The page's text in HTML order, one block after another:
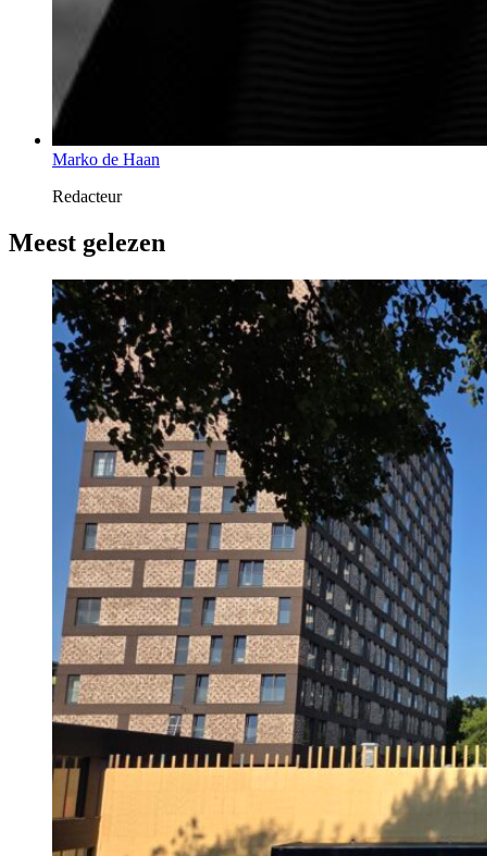
Marko de Haan
Redacteur
Meest gelezen